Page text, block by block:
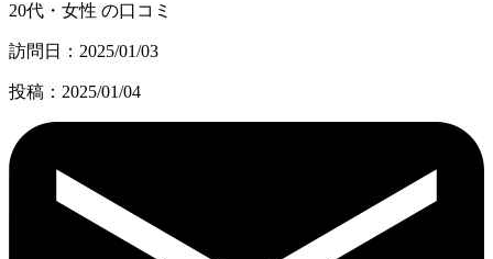
20代・女性 の口コミ
訪問日：2025/01/03
投稿：2025/01/04